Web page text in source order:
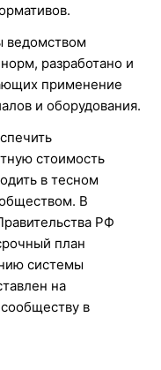
ведомством
разработано и
применение
и оборудования.
стоимость
в тесном
В
РФ
план
системы
на
в